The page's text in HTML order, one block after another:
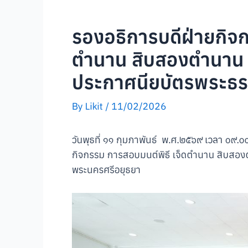
รองอธิการบดีฝ่ายกิจ
ตำนาน สิบสองตำนา
ประกาศนียบัตรพระธ
By Likit / 11/02/2026
วันพุธที่ ๑๑ กุมภาพันธ์ พ.ศ.๒๕๖๙ เวลา ๐๙.๐
กิจกรรม การสอบมนต์พิธี เจ็ดตำนาน สิบสอ
พระนครศรีอยุธยา